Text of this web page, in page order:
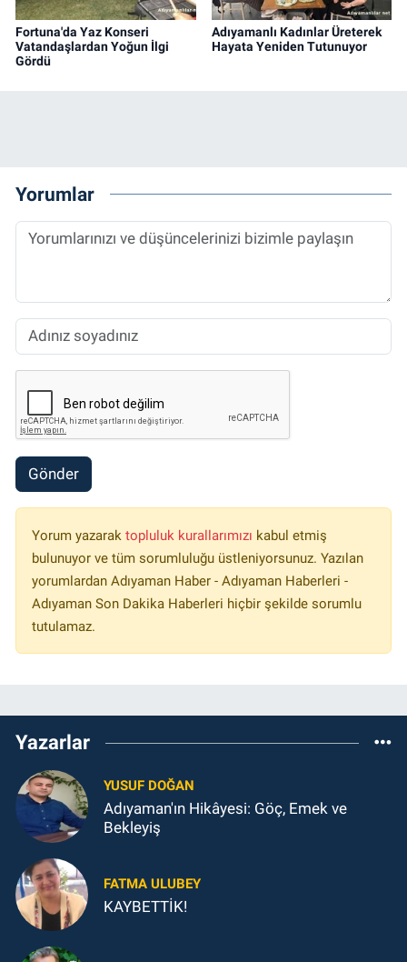
Fortuna'da Yaz Konseri
Vatandaşlardan Yoğun İlgi
Gördü
Adıyamanlı Kadınlar Üreterek
Hayata Yeniden Tutunuyor
Yorumlar
Gönder
Yorum yazarak topluluk kurallarımızı kabul etmiş
bulunuyor ve tüm sorumluluğu üstleniyorsunuz. Yazılan
yorumlardan Adıyaman Haber - Adıyaman Haberleri -
Adıyaman Son Dakika Haberleri hiçbir şekilde sorumlu
tutulamaz.
Yazarlar
YUSUF DOĞAN
Adıyaman'ın Hikâyesi: Göç, Emek ve
Bekleyiş
FATMA ULUBEY
KAYBETTİK!